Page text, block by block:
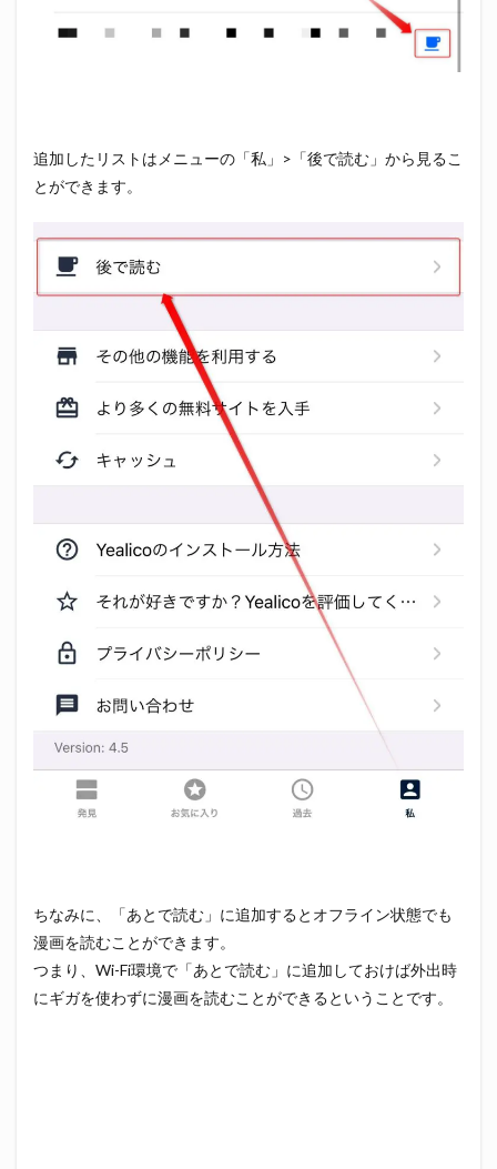
追加したリストはメニューの「私」>「後で読む」から見るこ
とができます。
ちなみに、「あとで読む」に追加するとオフライン状態でも
漫画を読むことができます。
つまり、Wi-Fi環境で「あとで読む」に追加しておけば外出時
にギガを使わずに漫画を読むことができるということです。